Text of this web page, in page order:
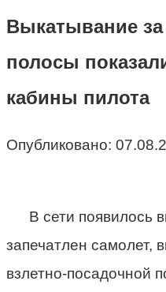
Выкатывание
полосы
кабины пилота
Опубликовано:
В сети появилось
запечатлен самолет,
взлетно-посадочной